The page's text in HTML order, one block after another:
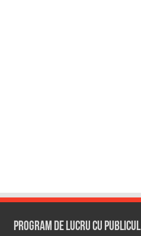
Program de lucru cu publicul